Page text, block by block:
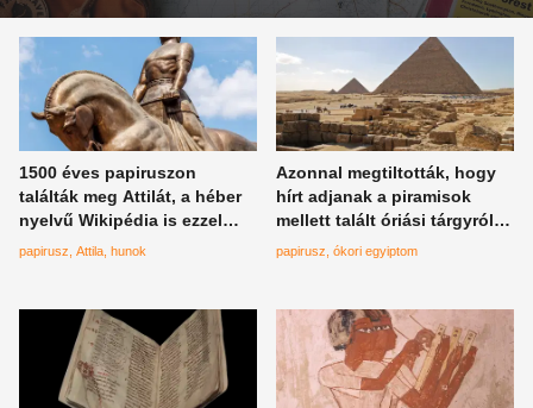
1500 éves papiruszon
találták meg Attilát, a héber
nyelvű Wikipédia is ezzel
illusztrálja a hunok királyát
papirusz Attila hunok
Azonnal megtiltották, hogy
hírt adjanak a piramisok
mellett talált óriási tárgyról,
amely botrányt okozott
papirusz ókori egyiptom